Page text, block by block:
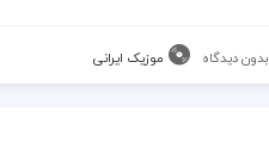
بدون دیدگاه موزیک ایرانی